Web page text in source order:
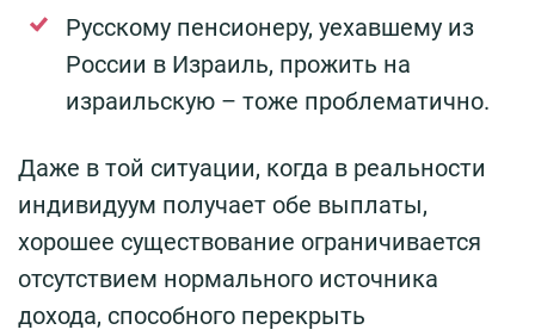
Русскому пенсионеру, уехавшему из
России в Израиль, прожить на
израильскую – тоже проблематично.
Даже в той ситуации, когда в реальности
индивидуум получает обе выплаты,
хорошее существование ограничивается
отсутствием нормального источника
дохода, способного перекрыть